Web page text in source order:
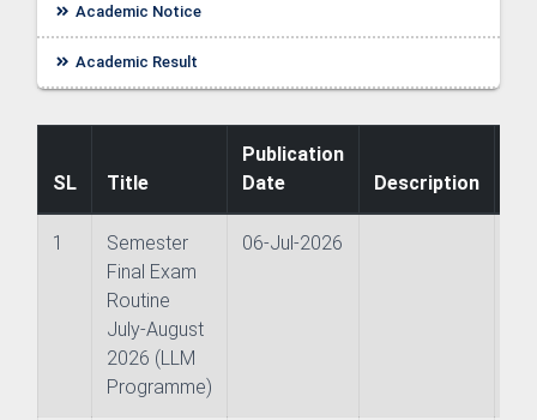
Academic Notice
Academic Result
SL Title
Publication
Date
Description
1
Semester
Final Exam
Routine
July-August
2026 (LLM
Programme)
06-Jul-2026